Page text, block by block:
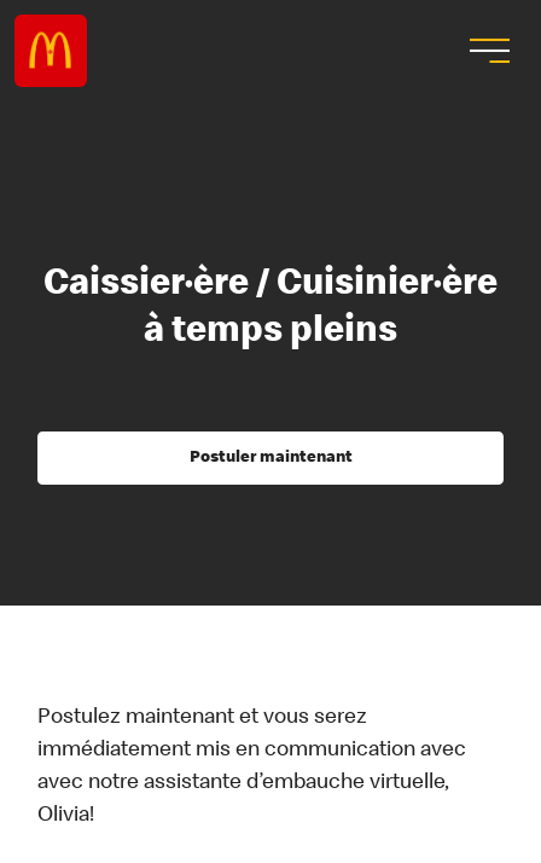
Caissier·ère / Cuisinier·ère
à temps pleins
Postuler maintenant
Postulez maintenant et vous serez
immédiatement mis en communication avec
avec notre assistante d’embauche virtuelle,
Olivia!